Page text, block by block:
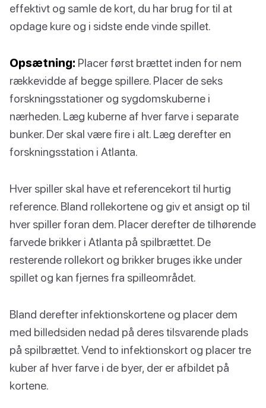
effektivt og samle de kort, du har brug for til at
opdage kure og i sidste ende vinde spillet.
Opsætning: Placer først brættet inden for nem
rækkevidde af begge spillere. Placer de seks
forskningsstationer og sygdomskuberne i
nærheden. Læg kuberne af hver farve i separate
bunker. Der skal være fire i alt. Læg derefter en
forskningsstation i Atlanta.
Hver spiller skal have et referencekort til hurtig
reference. Bland rollekortene og giv et ansigt op til
hver spiller foran dem. Placer derefter de tilhørende
farvede brikker i Atlanta på spilbrættet. De
resterende rollekort og brikker bruges ikke under
spillet og kan fjernes fra spilleområdet.
Bland derefter infektionskortene og placer dem
med billedsiden nedad på deres tilsvarende plads
på spilbrættet. Vend to infektionskort og placer tre
kuber af hver farve i de byer, der er afbildet på
kortene.